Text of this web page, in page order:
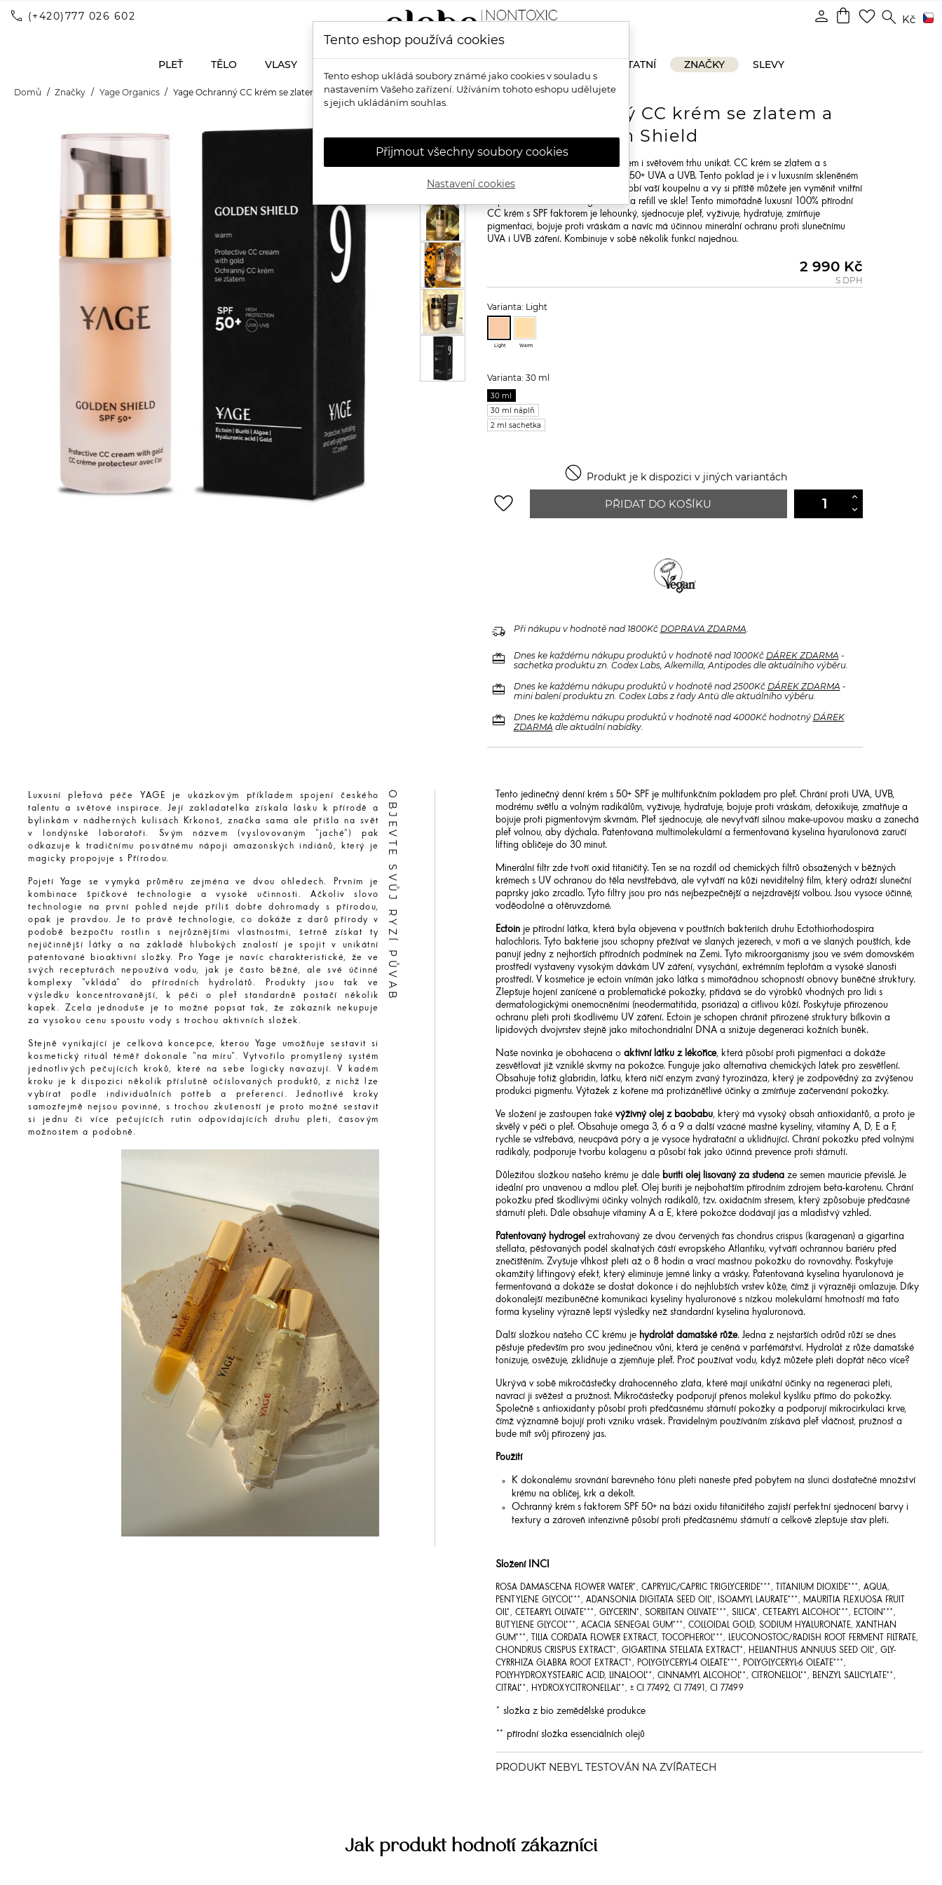
call (+420)777 026 602 shopping_bag favorite_border search Kč
person
PLEŤ TĚLO VLASY OSTATNÍ ZNAČKY SLEVY
Domů Značky Yage Organics Yage Ochranný CC krém se zlatem a SPF 50+ Golden Shield
Ochranný CC krém se zlatem a
SPF 50+ Golden Shield
Revoluční produkt, který je na našem i světovém trhu unikát. CC krém se zlatem a s
vysokou ochranou proti slunci SPF 50+ UVA a UVB. Tento poklad je i v luxusním skleněném
obalu, který jako krásný špek ozdobí vaší koupelnu a vy si příště můžete jen vyměnit vnitřní
náplň. Unikátní technologie airless a refill ve skle! Tento mimořádně luxusní 100% přírodní
CC krém s SPF faktorem je lehounký, sjednocuje pleť, vyživuje, hydratuje, zmírňuje
pigmentaci, bojuje proti vráskám a navíc má účinnou minerální ochranu proti slunečnímu
UVA i UVB záření. Kombinuje v sobě několik funkcí najednou.
2 990 Kč
S DPH
Varianta: Light
Light Warm
Varianta: 30 ml
30 ml
30 ml náplň
2 ml sachetka
 Produkt je k dispozici v jiných variantách
favorite_border PŘIDAT DO KOŠÍKU
delivery_truck_speed Při nákupu v hodnotě nad 1800Kč DOPRAVA ZDARMA
redeem Dnes ke každému nákupu produktů v hodnotě nad 1000Kč DÁREK ZDARMA -
sachetka produktu zn. Codex Labs, Alkemilla, Antipodes dle aktuálního výběru.
redeem Dnes ke každému nákupu produktů v hodnotě nad 2500Kč DÁREK ZDARMA -
mini balení produktu zn. Codex Labs z řady Antü dle aktuálního výběru.
redeem Dnes ke každému nákupu produktů v hodnotě nad 4000Kč hodnotný DÁREK
ZDARMA dle aktuální nabídky.
Luxusní pleťová péče YAGE je ukázkovým příkladem spojení českého
talentu a světové inspirace. Její zakladatelka získala lásku k přírodě a
bylinkám v nádherných kulisách Krkonoš, značka sama ale přišla na svět
v londýnské laboratoři. Svým názvem (vyslovovaným "jaché") pak
odkazuje k tradičnímu posvátnému nápoji amazonských indiánů, který je
magicky propojuje s Přírodou.
Pojetí Yage se vymyká průměru zejména ve dvou ohledech. Prvním je
kombinace špičkové technologie a vysoké učinnosti. Ačkoliv slovo
technologie na první pohled nejde příliš dobře dohromady s přírodou,
opak je pravdou. Je to právě technologie, co dokáže z darů přírody v
podobě bezpočtu rostlin s nejrůznějšími vlastnostmi, šetrně získat ty
nejúčinnější látky a na základě hlubokých znalostí je spojit v unikátní
patentované bioaktivní složky. Pro Yage je navíc charakteristické, že ve
svých recepturách nepoužívá vodu, jak je často běžné, ale své účinné
komplexy "vkládá" do přírodních hydrolátů. Produkty jsou tak ve
výsledku koncentrovanější, k péči o pleť standardně postačí několik
kapek. Zcela jednoduše je to možné popsat tak, že zákazník nekupuje
za vysokou cenu spoustu vody s trochou aktivních složek.
Stejně vynikající je celková koncepce, kterou Yage umožňuje sestavit si
kosmetický rituál téměř dokonale "na míru". Vytvořilo promyšlený systém
jednotlivých pečujících kroků, které na sebe logicky navazují. V kadém
kroku je k dispozici několik příslušně očíslovaných produktů, z nichž lze
vybírat podle individuálních potřeb a preferencí. Jednotlivé kroky
samozřejmě nejsou povinné, s trochou zkušeností je proto možné sestavit
si jednu či více pečujících rutin odpovídajících druhu pleti, časovým
možnostem a podobně.
OBJEVTE SVŮJ RYZÍ PŮVAB
Tento jedinečný denní krém s 50+ SPF je multifunkčním pokladem pro pleť. Chrání proti UVA, UVB,
modrému světlu a volným radikálům, vyživuje, hydratuje, bojuje proti vráskám, detoxikuje, zmatňuje a
bojuje proti pigmentovým skvrnám. Pleť sjednocuje, ale nevytváří silnou make-upovou masku a zanechá
pleť volnou, aby dýchala. Patentovaná multimolekulární a fermentovaná kyselina hyarulonová zaručí
lifting obličeje do 30 minut.
Minerální filtr zde tvoří oxid titaničitý. Ten se na rozdíl od chemických filtrů obsažených v běžných
krémech s UV ochranou do těla nevstřebává, ale vytváří na kůži neviditelný film, který odráží sluneční
paprsky jako zrcadlo. Tyto filtry jsou pro nás nejbezpečnější a nejzdravější volbou. Jsou vysoce účinné,
voděodolné a otěruvzdorné.
Ectoin je přírodní látka, která byla objevena v pouštních bakteriích druhu Ectothiorhodospira
halochloris. Tyto bakterie jsou schopny přežívat ve slaných jezerech, v moři a ve slaných pouštích, kde
panují jedny z nejhorších přírodních podmínek na Zemi. Tyto mikroorganismy jsou ve svém domovském
prostředí vystaveny vysokým dávkám UV záření, vysychání, extrémním teplotám a vysoké slanosti
prostředí. V kosmetice je ectoin vnímán jako látka s mimořádnou schopností obnovy buněčné struktury.
Zlepšuje hojení zanícené a problematické pokožky, přidává se do výrobků vhodných pro lidi s
dermatologickými onemocněními (neodermatitida, psoriáza) a citlivou kůží. Poskytuje přirozenou
ochranu pleti proti škodlivému UV záření. Ectoin je schopen chránit přirozené struktury bílkovin a
lipidových dvojvrstev stejně jako mitochondriální DNA a snižuje degeneraci kožních buněk.
Naše novinka je obohacena o aktivní látku z lékořice, která působí proti pigmentaci a dokáže
zesvětlovat již vzniklé skvrny na pokožce. Funguje jako alternativa chemických látek pro zesvětlení.
Obsahuje totiž glabridin, látku, která ničí enzym zvaný tyrozináza, který je zodpovědný za zvýšenou
produkci pigmentu. Výtažek z kořene má protizánětlivé účinky a zmírňuje začervenání pokožky.
Ve složení je zastoupen také výživný olej z baobabu, který má vysoký obsah antioxidantů, a proto je
skvělý v péči o pleť. Obsahuje omega 3, 6 a 9 a další vzácné mastné kyseliny, vitamíny A, D, E a F,
rychle se vstřebává, neucpává póry a je vysoce hydratační a uklidňující. Chrání pokožku před volnými
radikály, podporuje tvorbu kolagenu a působí tak jako účinná prevence proti stárnutí.
Důležitou složkou našeho krému je dále buriti olej lisovaný za studena ze semen mauricie převislé. Je
ideální pro unavenou a mdlou pleť. Olej buriti je nejbohatším přírodním zdrojem beta-karotenu. Chrání
pokožku před škodlivými účinky volných radikálů, tzv. oxidačním stresem, který způsobuje předčasné
stárnutí pleti. Dále obsahuje vitaminy A a E, které pokožce dodávají jas a mladistvý vzhled.
Patentovaný hydrogel extrahovaný ze dvou červených řas chondrus crispus (karagenan) a gigartina
stellata, pěstovaných podél skalnatých částí evropského Atlantiku, vytváří ochrannou bariéru před
znečištěním. Zvyšuje vlhkost pleti až o 8 hodin a vrací mastnou pokožku do rovnováhy. Poskytuje
okamžitý liftingový efekt, který eliminuje jemné linky a vrásky. Patentovaná kyselina hyarulonová je
fermentovaná a dokáže se dostat dokonce i do nejhlubších vrstev kůže, čímž ji výrazněji omlazuje. Díky
dokonalejší mezibuněčné komunikaci kyseliny hyaluronové s nízkou molekulární hmotností má tato
forma kyseliny výrazně lepší výsledky než standardní kyselina hyaluronová.
Další složkou našeho CC krému je hydrolát damašské růže. Jedna z nejstarších odrůd růží se dnes
pěstuje především pro svou jedinečnou vůni, která je ceněná v parfémářství. Hydrolát z růže damašské
tonizuje, osvěžuje, zklidňuje a zjemňuje pleť. Proč používat vodu, když můžete pleti dopřát něco více?
Ukrývá v sobě mikročástečky drahocenného zlata, které mají unikátní účinky na regeneraci pleti,
navrací ji svěžest a pružnost. Mikročástečky podporují přenos molekul kyslíku přímo do pokožky.
Společně s antioxidanty působí proti předčasnému stárnutí pokožky a podporují mikrocirkulaci krve,
čímž významně bojují proti vzniku vrásek. Pravidelným používáním získává pleť vláčnost, pružnost a
bude mít svůj přirozený jas.
Použití
K dokonalému srovnání barevného tónu pleti naneste před pobytem na slunci dostatečné množství
krému na obličej, krk a dekolt.
Ochranný krém s faktorem SPF 50+ na bázi oxidu titaničitého zajistí perfektní sjednocení barvy i
textury a zároveň intenzivně působí proti předčasnému stárnutí a celkově zlepšuje stav pleti.
Složení INCI
ROSA DAMASCENA FLOWER WATER* , CAPRYLIC/CAPRIC TRIGLYCERIDE*** , TITANIUM DIOXIDE*** , AQUA,
PENTYLENE GLYCOL*** , ADANSONIA DIGITATA SEED OIL * , ISOAMYL LAURATE*** , MAURITIA FLEXUOSA FRUIT
OIL * , CETEARYL OLIVATE*** , GLYCERIN* , SORBITAN OLIVATE*** , SILICA* , CETEARYL ALCOHOL*** , ECTOIN*** ,
BUTYLENE GLYCOL*** , ACACIA SENEGAL GUM*** , COLLOIDAL GOLD, SODIUM HYALURONATE, XANTHAN
GUM*** , TILIA CORDATA FLOWER EXTRACT, TOCOPHEROL*** , LEUCONOSTOC/RADISH ROOT FERMENT FILTRATE,
CHONDRUS CRISPUS EXTRACT * , GIGARTINA STELLATA EXTRACT * , HELIANTHUS ANNUUS SEED OIL * , GLY-
CYRRHIZA GLABRA ROOT EXTRACT * , POLYGLYCERYL-4 OLEATE*** , POLYGLYCERYL-6 OLEATE*** ,
POLYHYDROXYSTEARIC ACID, LINALOOL** , CINNAMYL ALCOHOL** , CITRONELLOL** , BENZYL SALICYLATE** ,
CITRAL** , HYDROXYCITRONELLAL** , ± CI 77492, CI 77491, CI 77499
* složka z bio zemědělské produkce
** přírodní složka essenciálních olejů
Jak produkt hodnotí zákazníci
Tento eshop používá cookies
Tento eshop ukládá soubory známé jako cookies v souladu s
nastavením Vašeho zařízení. Užíváním tohoto eshopu udělujete
s jejich ukládáním souhlas.
Přijmout všechny soubory cookies
Nastavení cookies